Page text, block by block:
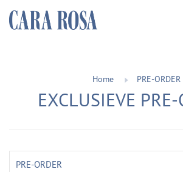
Home PRE-ORDER
EXCLUSIEVE
PRE-ORDER